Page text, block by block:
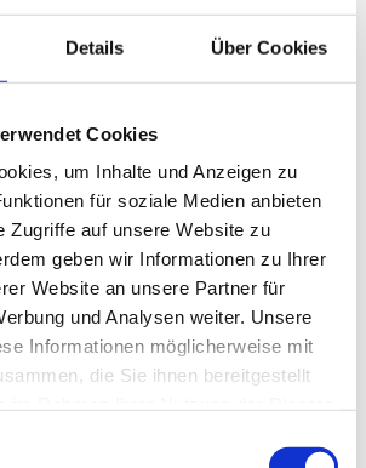
Details Über Cookies
Cookies
um Inhalte und Anzeigen zu
für soziale Medien anbieten
Zugriffe auf unsere Website zu
geben wir Informationen zu Ihrer
Website an unsere Partner für
und Analysen weiter. Unsere
Informationen möglicherweise mit
die Sie ihnen bereitgestellt
von WLAN-
Hierbei stehen
Verschlüsselungsmethoden
und Mobilität durch
Internetverbindungen
Nutzung mehrerer Geräte
bei der Verwendung
Breitbandverbindungen